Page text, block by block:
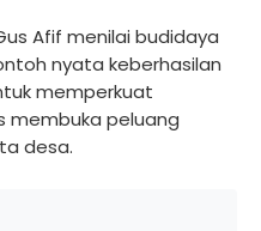
Afif menilai budidaya
nyata keberhasilan
memperkuat
membuka peluang
desa.